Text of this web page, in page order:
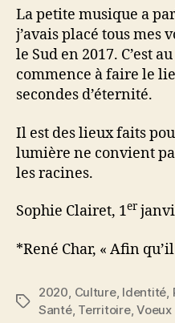
La petite musique a
j’avais placé tous
le Sud en 2017. C’est
commence à faire le
secondes d’éternité.
Il est des lieux faits
lumière ne convient
les racines.
Sophie Clairet, 1er
*René Char, « Afin
Étiquettes
2020 Culture, Identité
Santé, Territoire,Voeux